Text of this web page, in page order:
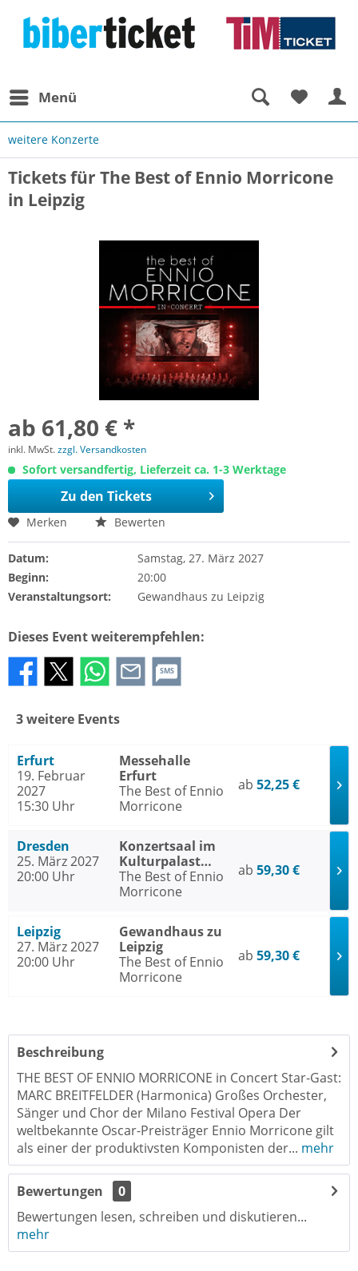
Menü
weitere Konzerte
Tickets für The Best of Ennio Morricone
in Leipzig
ab 61,80 € *
inkl. MwSt.zzgl. Versandkosten
Sofort versandfertig, Lieferzeit ca. 1-3 Werktage
Zu den Tickets
Merken Bewerten
Datum:
Samstag, 27. März 2027
Beginn:
20:00
Veranstaltungsort:
Gewandhaus zu Leipzig
Dieses Event weiterempfehlen:
SMS
3 weitere Events
Erfurt
19. Februar
2027
15:30 Uhr
Messehalle
Erfurt
The Best of Ennio
Morricone
ab 52,25 €
Dresden
25. März 2027
20:00 Uhr
Konzertsaal im
Kulturpalast
Dresden
The Best of Ennio
Morricone
ab 59,30 €
Leipzig
27. März 2027
20:00 Uhr
Gewandhaus zu
Leipzig
The Best of Ennio
Morricone
ab 59,30 €
Beschreibung
THE BEST OF ENNIO MORRICONE in Concert Star-Gast:
MARC BREITFELDER (Harmonica) Großes Orchester,
Sänger und Chor der Milano Festival Opera Der
weltbekannte Oscar-Preisträger Ennio Morricone gilt
als einer der produktivsten Komponisten der... mehr
Bewertungen
0
Bewertungen lesen, schreiben und diskutieren...
mehr